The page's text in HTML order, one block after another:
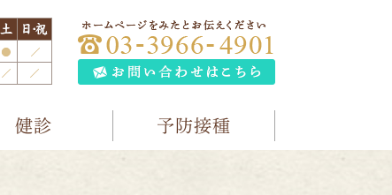
健診 予防接種